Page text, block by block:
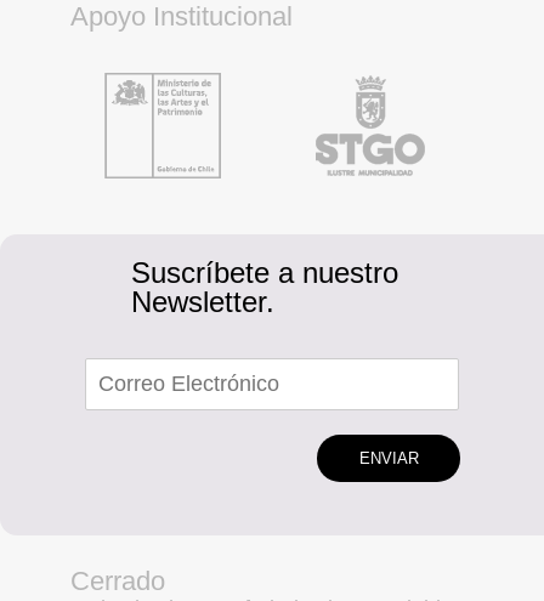
Apoyo Institucional
Suscríbete a nuestro
Newsletter.
ENVIAR
Cerrado